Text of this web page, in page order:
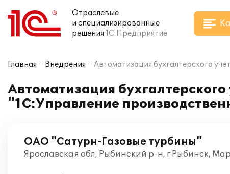
Отраслевые
и специализированные
решения 1С:Предприятие
Главная Внедрения Автоматизация бухгалтерского
Автоматизация
"1С:Управление
ОАО "Сатурн-Газовые турбины"
Ярославская обл, Рыбинский р-н, г Рыбинск,